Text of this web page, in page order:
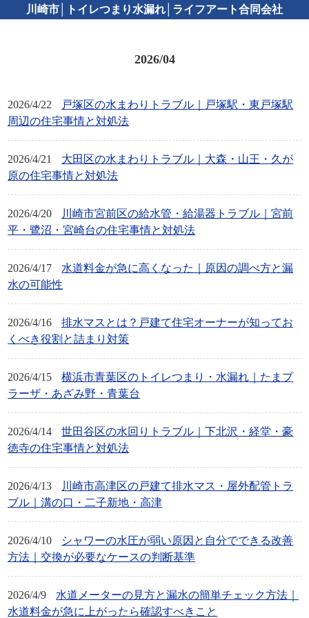
川崎市│トイレつまり水漏れ│ライフアート合同会社
2026/04
2026/4/22
戸塚区の水まわりトラブル｜戸塚駅・東戸塚駅
周辺の住宅事情と対処法
2026/4/21
大田区の水まわりトラブル｜大森・山王・久が
原の住宅事情と対処法
2026/4/20
川崎市宮前区の給水管・給湯器トラブル｜宮前
平・鷺沼・宮崎台の住宅事情と対処法
2026/4/17
水道料金が急に高くなった｜原因の調べ方と漏
水の可能性
2026/4/16
排水マスとは？戸建て住宅オーナーが知ってお
くべき役割と詰まり対策
2026/4/15
横浜市青葉区のトイレつまり・水漏れ｜たまプ
ラーザ・あざみ野・青葉台
2026/4/14
世田谷区の水回りトラブル｜下北沢・経堂・豪
徳寺の住宅事情と対処法
2026/4/13
川崎市高津区の戸建て排水マス・屋外配管トラ
ブル｜溝の口・二子新地・高津
2026/4/10
シャワーの水圧が弱い原因と自分でできる改善
方法｜交換が必要なケースの判断基準
2026/4/9
水道メーターの見方と漏水の簡単チェック方法｜
水道料金が急に上がったら確認すべきこと